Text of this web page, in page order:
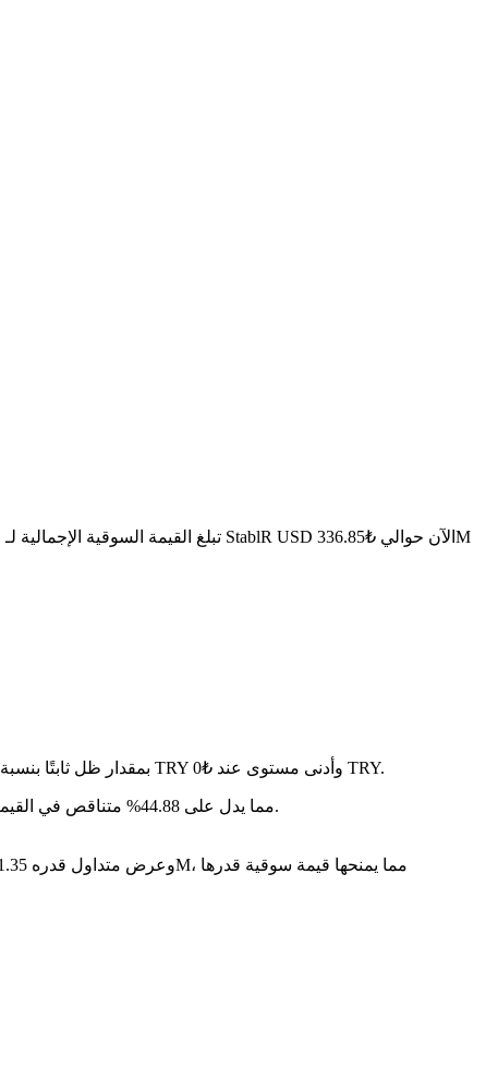
على مدار الأيام السبعة الماضية، تغير سعر StablR USD بمقدار ظل ثابتًا بنسبة 0%. في آخر 24 ساعة، تقلب السعر بنسبة 0%، حيث وصل إلى أعلى مستوى عند ₺0 TRY وأدنى مستوى عند ₺0 TRY.
سنة بعد سنة، StablR USD قد تراجع بمقدار ₺-- TRY، مما يدل على 44.88% متناقص في القيمة.